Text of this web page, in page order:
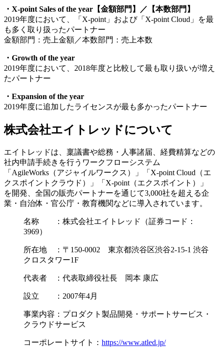
・X-point Sales of the year【金額部門】／【本数部門】
2019年度において、「X-point」および「X-point Cloud」を最
も多く取り扱ったパートナー
金額部門：売上金額／本数部門：売上本数
・Growth of the year
2019年度において、2018年度と比較して最も取り扱いが増え
たパートナー
・Expansion of the year
2019年度に追加したライセンスが最も多かったパートナー
株式会社エイトレッドについて
エイトレッドは、稟議書や総務・人事諸届、経費精算などの
社内申請手続きを行うワークフローシステム
「AgileWorks（アジャイルワークス）」「X-point Cloud（エ
クスポイントクラウド）」「X-point（エクスポイント）」
を開発、全国の販売パートナーを通じて3,000社を超える企
業・自治体・官公庁・教育機関などに導入されています。
名称 ：株式会社エイトレッド（証券コード：
3969）
所在地 ：〒150-0002 東京都渋谷区渋谷2-15-1 渋谷
クロスタワー1F
代表者 ：代表取締役社長 岡本 康広
設立 ：2007年4月
事業内容：プロダクト製品開発・サポートサービス・
クラウドサービス
コーポレートサイト： https://www.atled.jp/